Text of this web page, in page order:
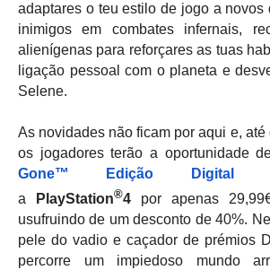
adaptares o teu estilo de jogo a novos
inimigos em combates infernais,
alienígenas para reforçares as tuas
ligação pessoal com o planeta e
Selene.
As novidades não ficam por aqui e, até
os jogadores terão a oportunidade
Gone™ Edição Digital
a
PlayStation®4 por apenas
usufruindo de um desconto de 40%.
pele do vadio e caçador de prémios
percorre um impiedoso mundo